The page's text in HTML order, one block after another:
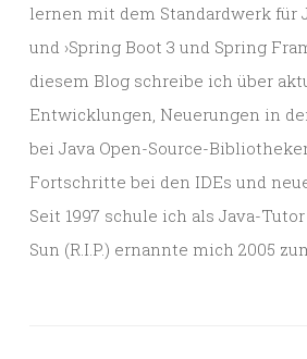
lernen mit dem Standardwerk für
und ›Spring Boot 3 und Spring
diesem Blog schreibe ich über
Entwicklungen, Neuerungen in
bei Java Open-Source-
Fortschritte bei den IDEs und
Seit 1997 schule ich als Java-
Sun (R.I.P.) ernannte mich 2005